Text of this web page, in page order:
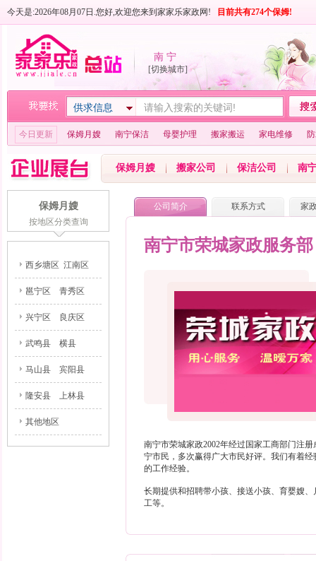
今天是:2026年08月07日.您好,欢迎您来到家家乐家政网! 目前共有274个保姆!
南 宁
[切换城市]
供求信息
今日更新 保姆月嫂 南宁保洁 母婴护理 搬家搬运 家电维修
保姆月嫂 搬家公司 保洁公司 南
保姆月嫂
按地区分类查询
西乡塘区 江南区
邕宁区 青秀区
兴宁区 良庆区
武鸣县 横县
马山县 宾阳县
隆安县 上林县
其他地区
公司简介 联系方式 家
南宁市荣城家政服务部
南宁市荣城家政2002年经过国家工商部门注
宁市民，多次赢得广大市民好评。我们有着
的工作经验。
长期提供和招聘带小孩、接送小孩、育婴嫂
工等。